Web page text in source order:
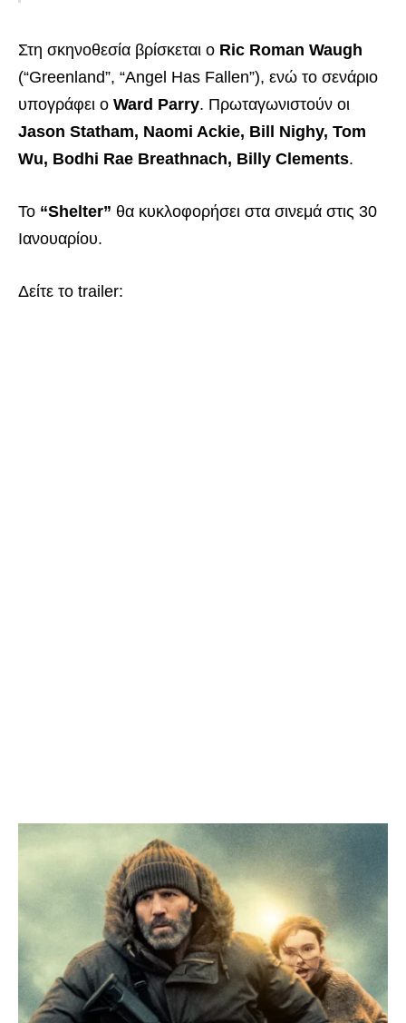
Στη σκηνοθεσία βρίσκεται ο Ric Roman Waugh
(“Greenland”, “Angel Has Fallen”), ενώ το σενάριο
υπογράφει ο Ward Parry. Πρωταγωνιστούν οι
Jason Statham, Naomi Ackie, Bill Nighy, Tom
Wu, Bodhi Rae Breathnach, Billy Clements.
Το “Shelter” θα κυκλοφορήσει στα σινεμά στις 30
Ιανουαρίου.
Δείτε το trailer: